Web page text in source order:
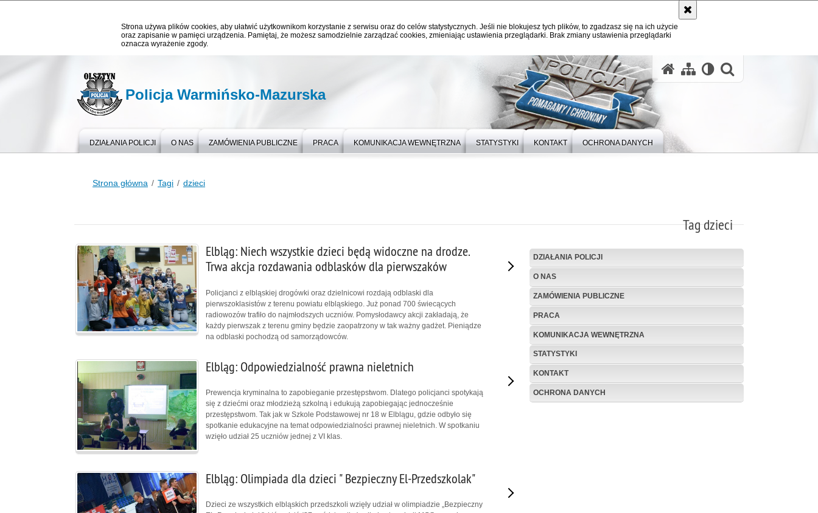
Strona używa plików cookies, aby ułatwić użytkownikom korzystanie z serwisu oraz do celów statystycznych. Jeśli nie blokujesz tych plików, to zgadzasz się na ich użycie
oraz zapisanie w pamięci urządzenia. Pamiętaj, że możesz samodzielnie zarządzać cookies, zmieniając ustawienia przeglądarki. Brak zmiany ustawienia przeglądarki
oznacza wyrażenie zgody.
Policja Warmińsko-Mazurska
DZIAŁANIA POLICJI O NAS ZAMÓWIENIA PUBLICZNE PRACA KOMUNIKACJA WEWNĘTRZNA STATYSTYKI KONTAKT OCHRONA DANYCH
Strona główna Tagi dzieci
Tag dzieci
DZIAŁANIA POLICJI
O NAS
ZAMÓWIENIA PUBLICZNE
PRACA
KOMUNIKACJA WEWNĘTRZNA
STATYSTYKI
KONTAKT
OCHRONA DANYCH
Elbląg: Niech wszystkie dzieci będą widoczne na drodze.
Trwa akcja rozdawania odblasków dla pierwszaków
Policjanci z elbląskiej drogówki oraz dzielnicowi rozdają odblaski dla
pierwszoklasistów z terenu powiatu elbląskiego. Już ponad 700 świecących
radiowozów trafiło do najmłodszych uczniów. Pomysłodawcy akcji zakładają, że
każdy pierwszak z terenu gminy będzie zaopatrzony w tak ważny gadżet. Pieniądze
na odblaski pochodzą od samorządowców.
Elbląg: Odpowiedzialność prawna nieletnich
Prewencja kryminalna to zapobieganie przestępstwom. Dlatego policjanci spotykają
się z dziećmi oraz młodzieżą szkolną i edukują zapobiegając jednocześnie
przestępstwom. Tak jak w Szkole Podstawowej nr 18 w Elblągu, gdzie odbyło się
spotkanie edukacyjne na temat odpowiedzialności prawnej nieletnich. W spotkaniu
wzięło udział 25 uczniów jednej z VI klas.
Elbląg: Olimpiada dla dzieci " Bezpieczny El-Przedszkolak"
Dzieci ze wszystkich elbląskich przedszkoli wzięły udział w olimpiadzie „Bezpieczny